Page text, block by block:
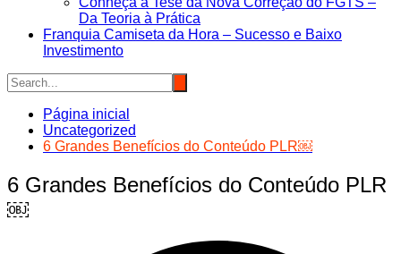
Da Teoria à Prática
Franquia Camiseta da Hora – Sucesso e Baixo
Investimento
Página inicial
Uncategorized
6 Grandes Benefícios do Conteúdo PLR￼
6 Grandes Benefícios do Conteúdo PLR
￼